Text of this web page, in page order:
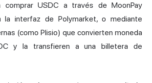
comprar USDC a través de MoonPay
la interfaz de Polymarket, o mediante
(como Plisio) que convierten moneda
y la transfieren a una billetera de